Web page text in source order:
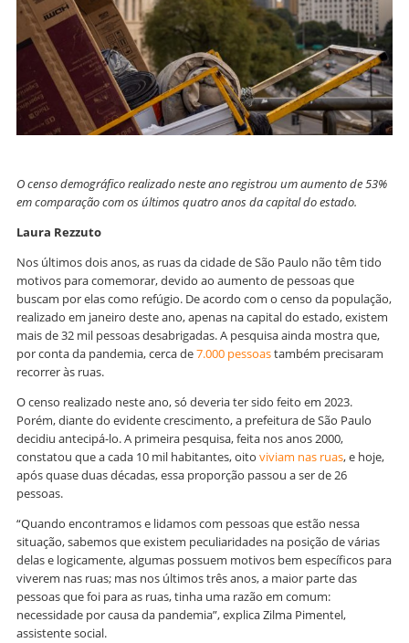
O censo demográfico realizado neste ano registrou um aumento de 53%
em comparação com os últimos quatro anos da capital do estado.
Laura Rezzuto
Nos últimos dois anos, as ruas da cidade de São Paulo não têm tido
motivos para comemorar, devido ao aumento de pessoas que
buscam por elas como refúgio. De acordo com o censo da população,
realizado em janeiro deste ano, apenas na capital do estado, existem
mais de 32 mil pessoas desabrigadas. A pesquisa ainda mostra que,
por conta da pandemia, cerca de7.000 pessoastambém precisaram
recorrer às ruas.
O censo realizado neste ano, só deveria ter sido feito em 2023.
Porém, diante do evidente crescimento, a prefeitura de São Paulo
decidiu antecipá-lo. A primeira pesquisa, feita nos anos 2000,
constatou que a cada 10 mil habitantes, oito viviam nas ruas, e hoje,
após quase duas décadas, essa proporção passou a ser de 26
pessoas.
“Quando encontramos e lidamos com pessoas que estão nessa
situação, sabemos que existem peculiaridades na posição de várias
delas e logicamente, algumas possuem motivos bem específicos para
viverem nas ruas; mas nos últimos três anos, a maior parte das
pessoas que foi para as ruas, tinha uma razão em comum:
necessidade por causa da pandemia”, explica Zilma Pimentel,
assistente social.